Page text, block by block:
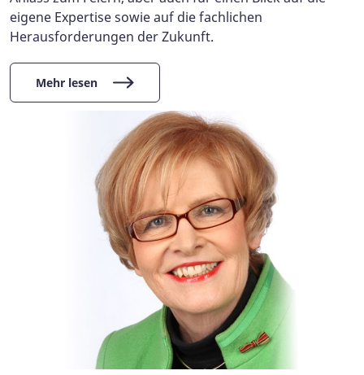
eigene Expertise sowie auf die fachlichen
Herausforderungen der Zukunft.
Mehr lesen